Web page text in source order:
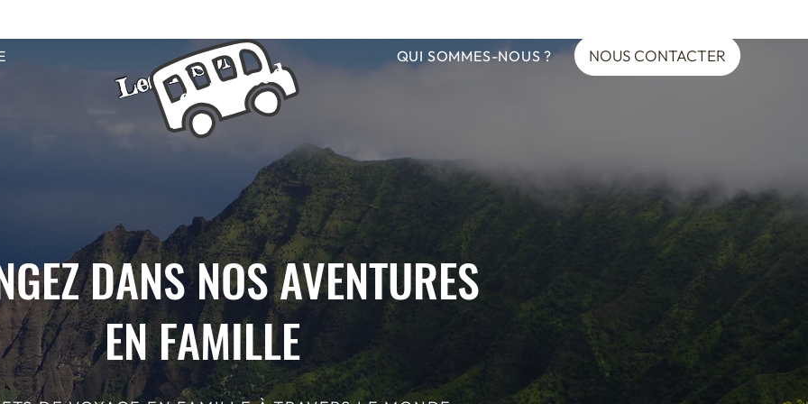
Les TISON
on the road
QUI SOMMES-NOUS ? NOUS CONTACTER
DANS NOS AVENTURES
EN FAMILLE